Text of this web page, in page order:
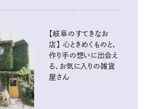
【岐阜のすてきなお
店】 心ときめくものと、
作り手の想いに出会え
る、お気に入りの雑貨
屋さん